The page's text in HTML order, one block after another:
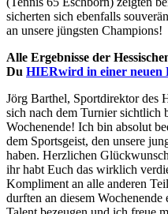
soziale Medien, Werbung
Partner führen diese
weiteren Daten
haben oder die sie im
jederzeit über den Link im
angepasst werden.
sicherten sich ebenfalls
an unsere jüngsten Champions!
Alle Ergebnisse der
Du HIERwird in einer neuen
Jörg Barthel, Sportdirektor des
sich nach dem Turnier sichtlich
Wochenende! Ich bin absolut
dem Sportsgeist, den unsere
haben. Herzlichen
ihr habt Euch das wirklich
Kompliment an alle anderen
durften an diesem